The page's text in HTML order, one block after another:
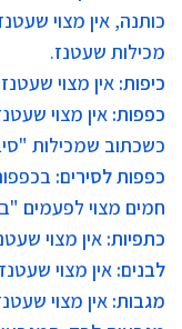
מכילות שעטנז.
כיפות: אין מצוי
כפפות: אין מצוי
כשכתוב שמכילות
כפפות לסירים:
חמים מצוי לפעמים
כתפיות: אין מצוי
לבנים: אין מצוי
מגבות: אין מצוי